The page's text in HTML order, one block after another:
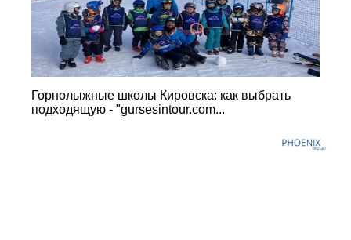
Горнолыжные школы Кировска: как выбрать
подходящую - "gursesintour.com...